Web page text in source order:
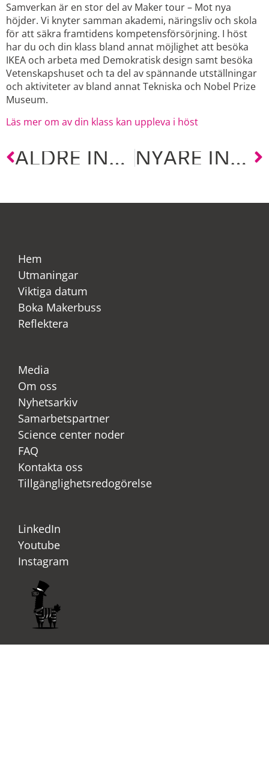
Samverkan är en stor del av Maker tour – Mot nya
höjder. Vi knyter samman akademi, näringsliv och skola
för att säkra framtidens kompetensförsörjning. I höst
har du och din klass bland annat möjlighet att besöka
IKEA och arbeta med Demokratisk design samt besöka
Vetenskapshuset och ta del av spännande utställningar
och aktiviteter av bland annat Tekniska och Nobel Prize
Museum.
Läs mer om av din klass kan uppleva i höst
ÄLDRE INLÄGG NYARE INLÄGG
Hem
Utmaningar
Viktiga datum
Boka Makerbuss
Reflektera
Media
Om oss
Nyhetsarkiv
Samarbetspartner
Science center noder
FAQ
Kontakta oss
Tillgänglighetsredogörelse
LinkedIn
Youtube
Instagram